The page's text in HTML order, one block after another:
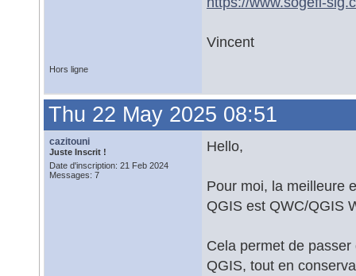
Vincent
Hors ligne
Thu 22 May 2025 08:51
cazitouni
Juste Inscrit !
Date d'inscription: 21 Feb 2024
Messages: 7
Hello,
Pour moi, la meilleure
QGIS est QWC/QGIS
Cela permet de
QGIS, tout en